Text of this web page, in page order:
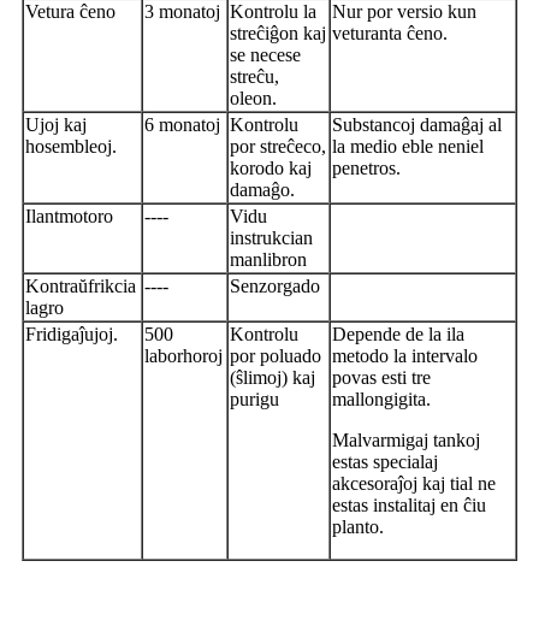
Vetura ĉeno 3 monatoj Kontrolu la
streĉiĝon kaj
se necese
streĉu,
oleon.
Nur por versio kun
veturanta ĉeno.
Ujoj kaj
hosembleoj.
6 monatoj Kontrolu
por streĉeco,
korodo kaj
damaĝo.
Substancoj damaĝaj al
la medio eble neniel
penetros.
Ilantmotoro ----
Vidu
instrukcian
manlibron
Kontraŭfrikcia
lagro
---- Senzorgado
Fridigaĵujoj.
500
laborhoroj
Kontrolu
por poluado
(ŝlimoj) kaj
purigu
Depende de la ila
metodo la intervalo
povas esti tre
mallongigita.
Malvarmigaj tankoj
estas specialaj
akcesoraĵoj kaj tial ne
estas instalitaj en ĉiu
planto.